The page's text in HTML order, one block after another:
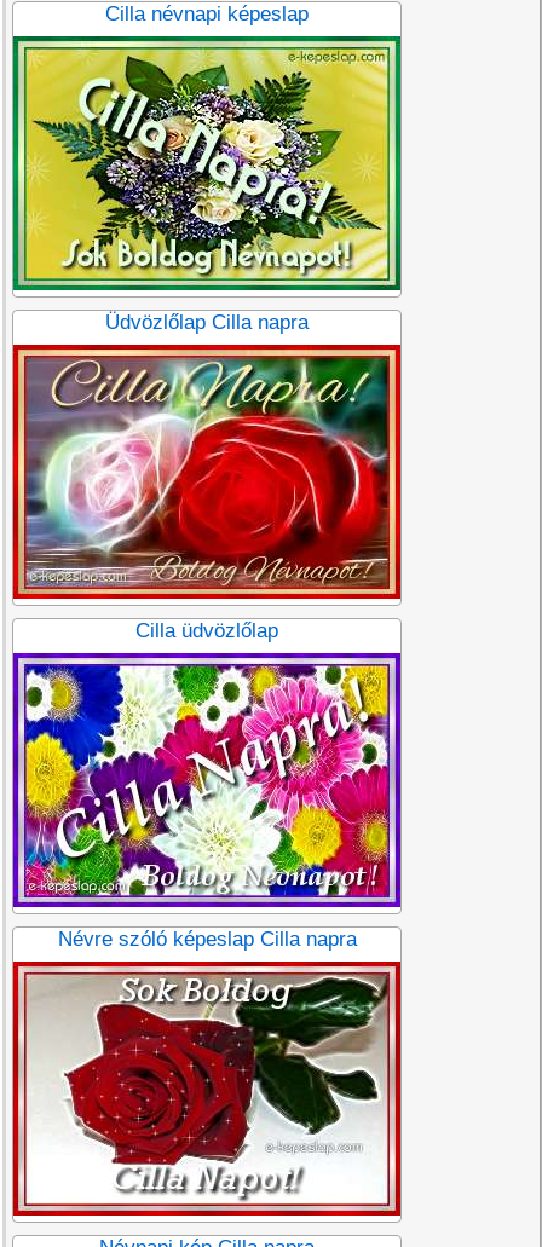
Cilla névnapi képeslap
Üdvözlőlap Cilla napra
Cilla üdvözlőlap
Névre szóló képeslap Cilla napra